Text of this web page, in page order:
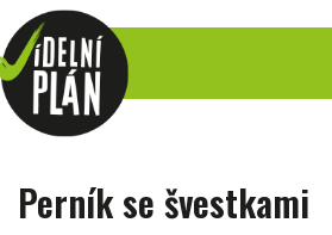
Perník se švestkami